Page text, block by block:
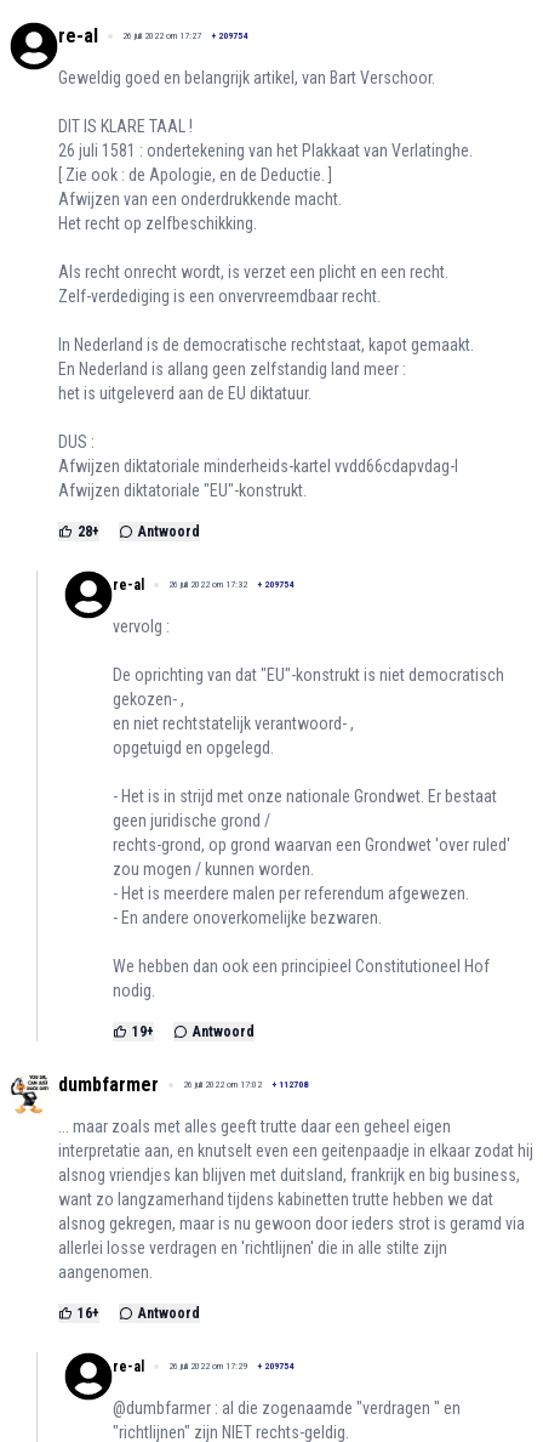
re-al 26 juli 2022 om 17:27 + 209754
Geweldig goed en belangrijk artikel, van Bart Verschoor.
DIT IS KLARE TAAL !
26 juli 1581 : ondertekening van het Plakkaat van Verlatinghe.
[ Zie ook : de Apologie, en de Deductie. ]
Afwijzen van een onderdrukkende macht.
Het recht op zelfbeschikking.
Als recht onrecht wordt, is verzet een plicht en een recht.
Zelf-verdediging is een onvervreemdbaar recht.
In Nederland is de democratische rechtstaat, kapot gemaakt.
En Nederland is allang geen zelfstandig land meer :
het is uitgeleverd aan de EU diktatuur.
DUS :
Afwijzen diktatoriale minderheids-kartel vvdd66cdapvdag-l
Afwijzen diktatoriale "EU"-konstrukt.
28+ Antwoord
re-al 26 juli 2022 om 17:32 + 209754
vervolg :
De oprichting van dat "EU"-konstrukt is niet democratisch
gekozen- ,
en niet rechtstatelijk verantwoord- ,
opgetuigd en opgelegd.
- Het is in strijd met onze nationale Grondwet. Er bestaat
geen juridische grond /
rechts-grond, op grond waarvan een Grondwet 'over ruled'
zou mogen / kunnen worden.
- Het is meerdere malen per referendum afgewezen.
- En andere onoverkomelijke bezwaren.
We hebben dan ook een principieel Constitutioneel Hof
nodig.
19+ Antwoord
dumbfarmer 26 juli 2022 om 17:02 + 112708
... maar zoals met alles geeft trutte daar een geheel eigen
interpretatie aan, en knutselt even een geitenpaadje in elkaar zodat hij
alsnog vriendjes kan blijven met duitsland, frankrijk en big business,
want zo langzamerhand tijdens kabinetten trutte hebben we dat
alsnog gekregen, maar is nu gewoon door ieders strot is geramd via
allerlei losse verdragen en 'richtlijnen' die in alle stilte zijn
aangenomen.
16+ Antwoord
re-al 26 juli 2022 om 17:29 + 209754
@dumbfarmer : al die zogenaamde "verdragen " en
"richtlijnen" zijn NIET rechts-geldig.